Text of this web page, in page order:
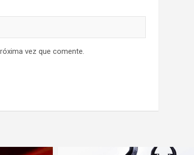
vez que comente.